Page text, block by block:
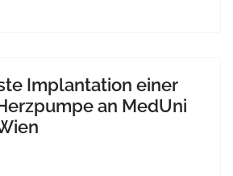
Implantation einer
an MedUni